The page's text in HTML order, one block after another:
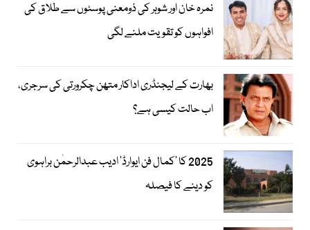
نمرہ خان اور شوہر کی ذومعنی پوسٹوں سے طلاق کی
افواہوں کو تقویت ملنے لگی
بھارت کے لیجنڈری اداکار متھن چکرورتی کی سرجری،
اب حالت کیسی ہے؟
2025 کا ’کمال فن ایوارڈ‘ ادیب عبدالرحمٰن براہوی
کو دینے کا فیصلہ